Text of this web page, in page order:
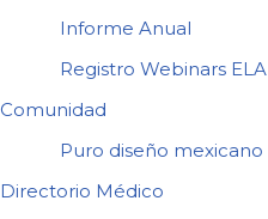
Informe Anual
Registro Webinars ELA
Comunidad
Puro diseño mexicano
Directorio Médico